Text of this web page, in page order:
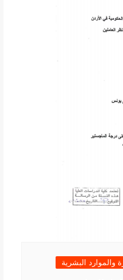
علوم الفقه والحديث
والموارد البشرية